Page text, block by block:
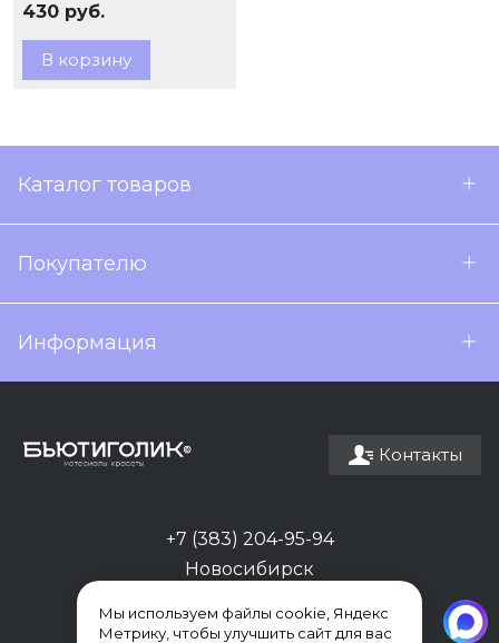
430 руб.
В корзину
Каталог товаров
Покупателю
Информация
Контакты
+7 (383) 204-95-94
Новосибирск
Мы используем файлы cookie, Яндекс
Метрику, чтобы улучшить сайт для вас